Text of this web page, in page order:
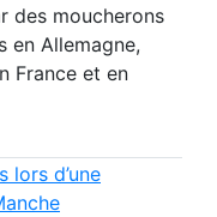
des moucherons
en Allemagne,
France et en
lors d’une